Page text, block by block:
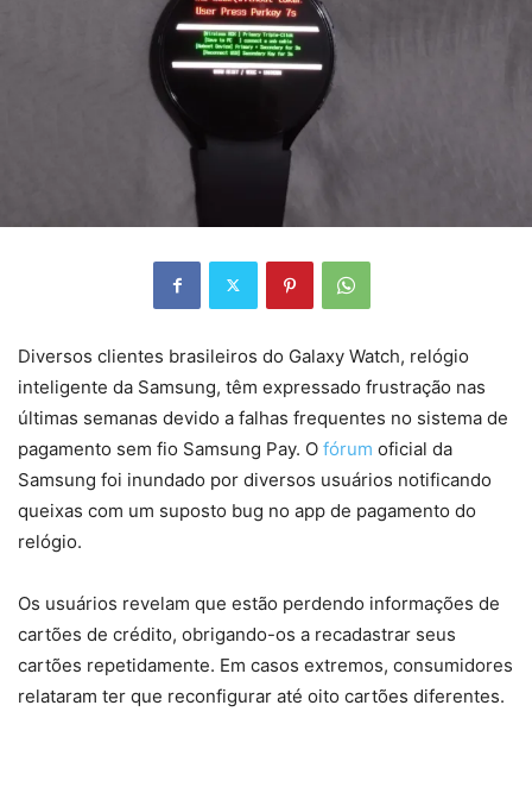
Diversos clientes brasileiros do Galaxy Watch, relógio
inteligente da Samsung, têm expressado frustração nas
últimas semanas devido a falhas frequentes no sistema de
pagamento sem fio Samsung Pay. O fórum oficial da
Samsung foi inundado por diversos usuários notificando
queixas com um suposto bug no app de pagamento do
relógio.
Os usuários revelam que estão perdendo informações de
cartões de crédito, obrigando-os a recadastrar seus
cartões repetidamente. Em casos extremos, consumidores
relataram ter que reconfigurar até oito cartões diferentes.